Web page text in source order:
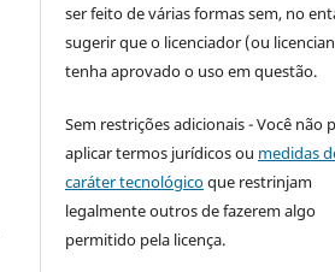
ser feito de várias formas sem, no
sugerir que o licenciador (ou
tenha aprovado o uso em questão.
Sem restrições adicionais - Você não
aplicar termos jurídicos ou medidas
caráter tecnológicoque restrinjam
legalmente outros de fazerem algo
permitido pela licença.